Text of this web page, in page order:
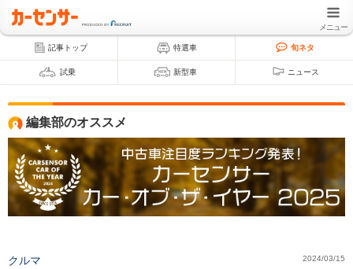
メニュー
記事トップ 特選車 旬ネタ
試乗 新型車 ニュース
編集部のオススメ
クルマ 2024/03/15